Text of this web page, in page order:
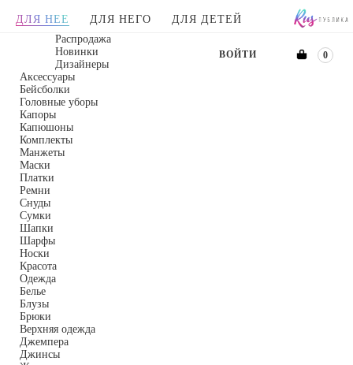
ДЛЯ НЕЕ ДЛЯ НЕГО ДЛЯ ДЕТЕЙ
0
ВОЙТИ
Распродажа
Новинки
Дизайнеры
Аксессуары
Бейсболки
Головные уборы
Капоры
Капюшоны
Комплекты
Манжеты
Маски
Платки
Ремни
Снуды
Сумки
Шапки
Шарфы
Носки
Красота
Одежда
Белье
Блузы
Брюки
Верхняя одежда
Джемпера
Джинсы